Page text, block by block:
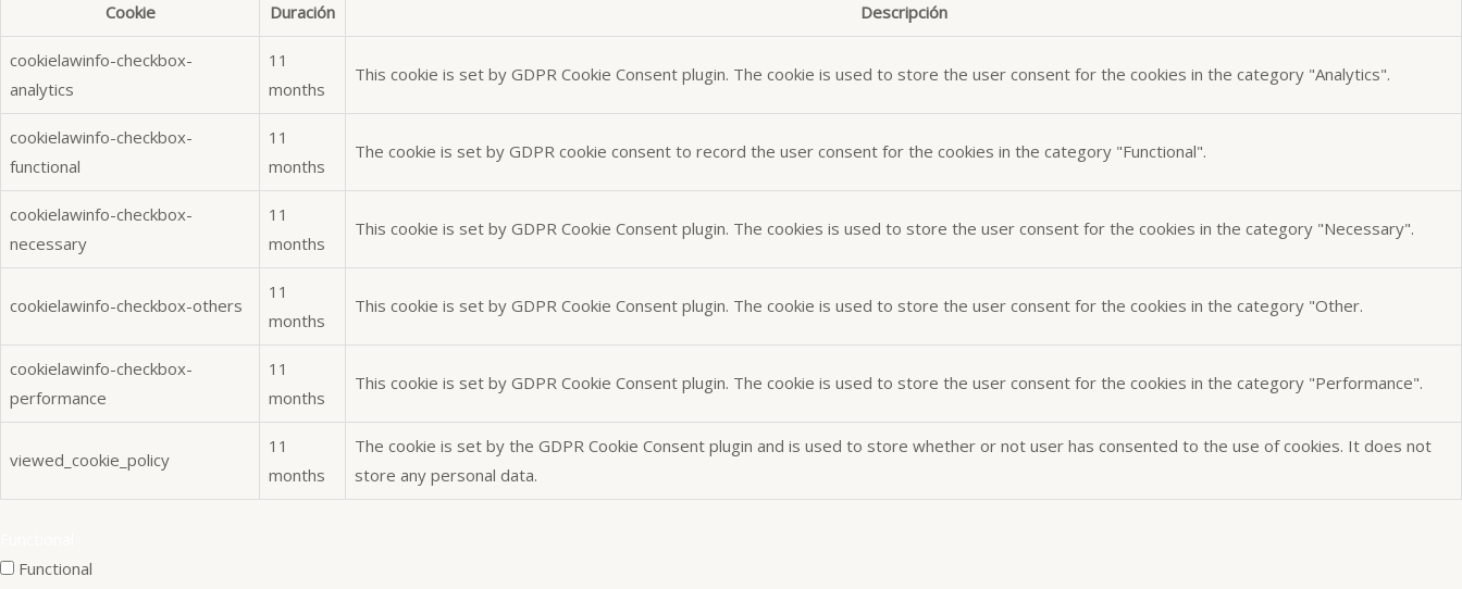
Cookie
Duración Descripción
cookielawinfo-checkbox-
analytics
11
months
This cookie is set by GDPR Cookie Consent plugin. The cookie is used to store the user consent for the cookies in the category "Analytics".
cookielawinfo-checkbox-
functional
11
months
The cookie is set by GDPR cookie consent to record the user consent for the cookies in the category "Functional".
cookielawinfo-checkbox-
necessary
11
months
This cookie is set by GDPR Cookie Consent plugin. The cookies is used to store the user consent for the cookies in the category "Necessary".
cookielawinfo-checkbox-others
11
months
This cookie is set by GDPR Cookie Consent plugin. The cookie is used to store the user consent for the cookies in the category "Other.
cookielawinfo-checkbox-
performance
11
months
This cookie is set by GDPR Cookie Consent plugin. The cookie is used to store the user consent for the cookies in the category "Performance".
viewed_cookie_policy
11
months
The cookie is set by the GDPR Cookie Consent plugin and is used to store whether or not user has consented to the use of cookies. It does not
store any personal data.
Functional